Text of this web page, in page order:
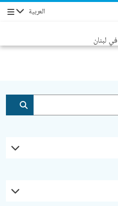
العربية التنقل
لبنان
إضافة